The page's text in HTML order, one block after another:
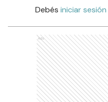
Debés iniciar sesión
Ads